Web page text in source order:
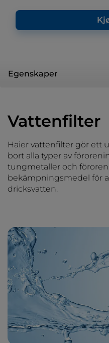
Egenskaper
Vattenfilter
Haier vattenfilter gör ett
bort alla typer av
tungmetaller och
bekämpningsmedel för
dricksvatten.